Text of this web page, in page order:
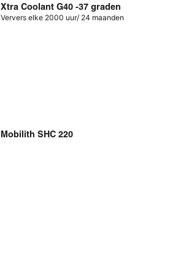
Xtra Coolant G40 -37 graden
Ververs elke 2000 uur/ 24 maanden
Mobilith SHC 220